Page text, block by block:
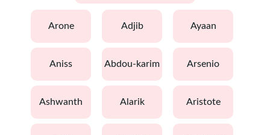
arone adjib ayaan
aniss abdou-karim arsenio
ashwanth alarik aristote